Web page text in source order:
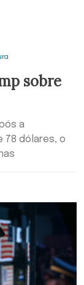
sobre
a
78 dólares, o